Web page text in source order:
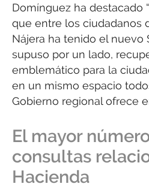
Domínguez ha destacado
que entre los ciudadanos
Nájera ha tenido el nuevo
supuso por un lado,
emblemático para la
en un mismo espacio
Gobierno regional ofrece
El mayor
consultas
Hacienda